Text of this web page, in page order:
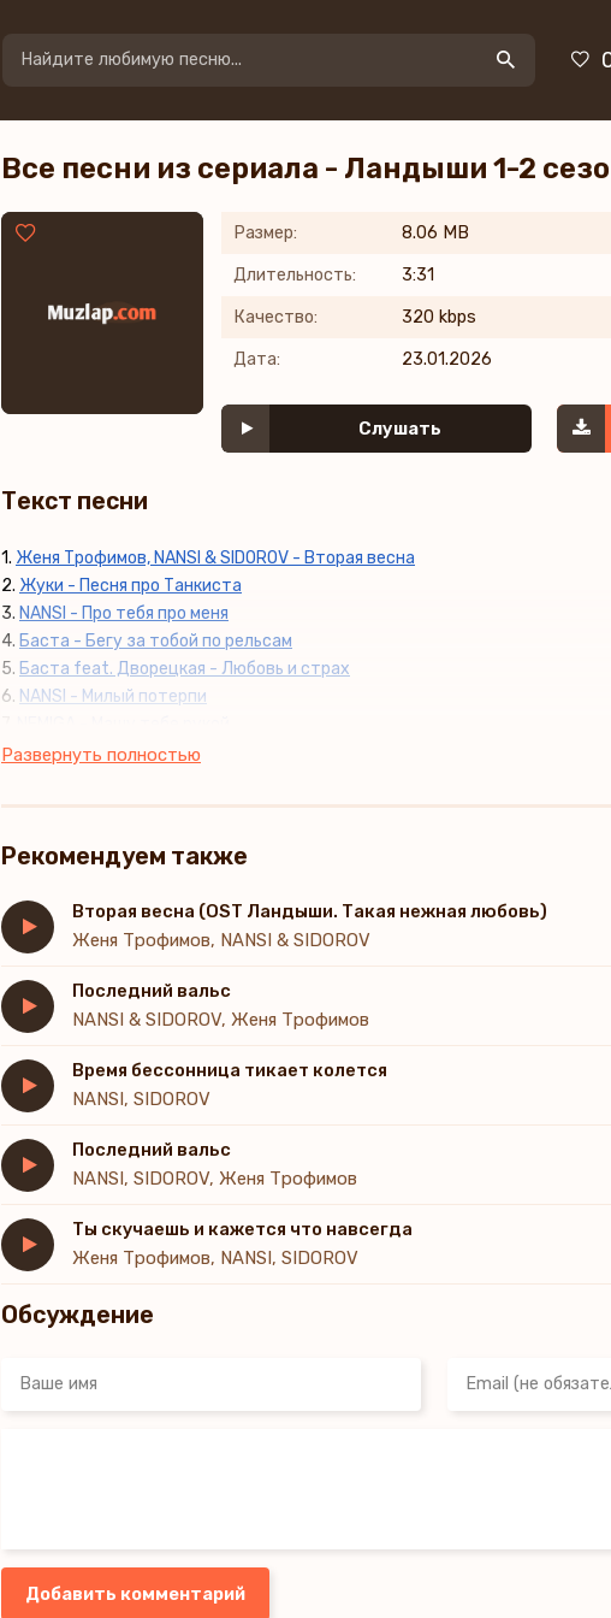
Все песни из сериала - Ландыши 1-2
Размер: 8.06 MB
Длительность: 3:31
Качество: 320 kbps
Дата: 23.01.2026
Слушать
Текст песни
1. Женя Трофимов, NANSI & SIDOROV - Вторая весна
2. Жуки - Песня про Танкиста
3. NANSI - Про тебя про меня
4. Баста - Бегу за тобой по рельсам
5. Баста feat. Дворецкая - Любовь и страх
6. NANSI - Милый потерпи
8.NANSI & SIDOROV, Женя Трофимов - Последний вальс
10.Женя Трофимов, Комната культуры, NANSI & SIDOROV - Осень
12.просто Лера - Я уйду после рассвета
14.Ландыши Вторая Весна - Мы искали себя в окнах
15.
Ландыши Вторая Весна - У боли нету языка
16.NEMIGA - Псих
Развернуть полностью
Рекомендуем также
Вторая весна (OST Ландыши. Такая нежная любовь)
Женя Трофимов, NANSI & SIDOROV
Последний вальс
NANSI & SIDOROV, Женя Трофимов
Время бессонница тикает колется
NANSI, SIDOROV
Последний вальс
NANSI, SIDOROV, Женя Трофимов
Ты скучаешь и кажется что навсегда
Женя Трофимов, NANSI, SIDOROV
Обсуждение
Добавить комментарий